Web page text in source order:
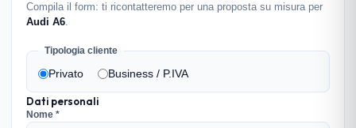
Compila il form: ti ricontatteremo per una proposta su misura per
Audi A6.
Tipologia cliente
Privato Business / P.IVA
Dati personali
Nome *